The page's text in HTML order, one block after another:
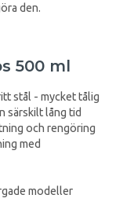
den.
500 ml
stål - mycket tålig
särskilt lång tid
och rengöring
med
modeller